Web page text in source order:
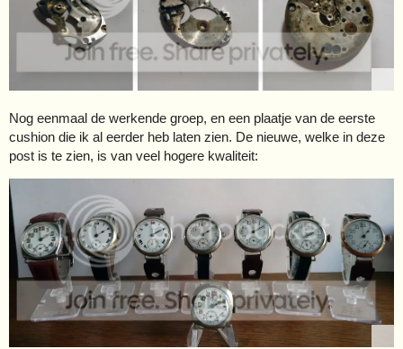
Nog eenmaal de werkende groep, en een plaatje van de eerste
cushion die ik al eerder heb laten zien. De nieuwe, welke in deze
post is te zien, is van veel hogere kwaliteit: